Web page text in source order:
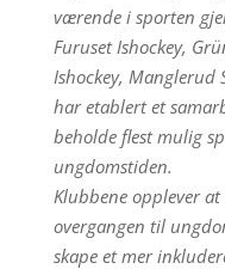
værende i sporten
Furuset Ishockey,
Ishockey, Manglerud
har etablert et
beholde flest mulig
ungdomstiden.
Klubbene opplever
overgangen til
skape et mer